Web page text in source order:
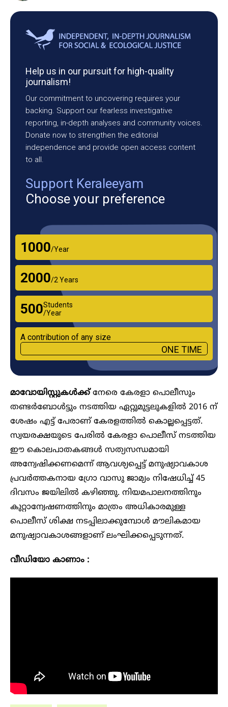
Help us in our pursuit for high-quality
journalism!
Our commitment to uncovering requires your
backing. Support our fearless investigative
reporting, in-depth analyses and community voices.
Donate now to strengthen the editorial
independence and provide open access content
to all.
Support Keraleeyam
Choose your preference
₹1000/Year
₹2000/2 Years
₹500Students
/Year
A contribution of any size
ONE TIME
മാവോയിസ്റ്റുകൾക്ക്നേരെ കേരളാ പൊലീസും
തണ്ടർബോൾട്ടും നടത്തിയ ഏറ്റുമുട്ടലുകളിൽ 2016 ന്
ശേഷം എട്ട് പേരാണ് കേരളത്തിൽ കൊല്ലപ്പെട്ടത്.
സ്വയരക്ഷയുടെ പേരിൽ കേരളാ പൊലീസ് നടത്തിയ
ഈ കൊലപാതകങ്ങൾ സത്യസന്ധമായി
അന്വേഷിക്കണമെന്ന് ആവശ്യപ്പെട്ട് മനുഷ്യാവകാശ
പ്രവർത്തകനായ ഗ്രോ വാസു ജാമ്യം നിഷേധിച്ച് 45
ദിവസം ജയിലിൽ കഴിഞ്ഞു. നിയമപാലനത്തിനും
കുറ്റാന്വേഷണത്തിനും മാത്രം അധികാരമുള്ള
പൊലീസ് ശിക്ഷ നടപ്പിലാക്കുമ്പോൾ മൗലികമായ
മനുഷ്യാവകാശങ്ങളാണ് ലംഘിക്കപ്പെടുന്നത്.
വീഡിയോ കാണാം :